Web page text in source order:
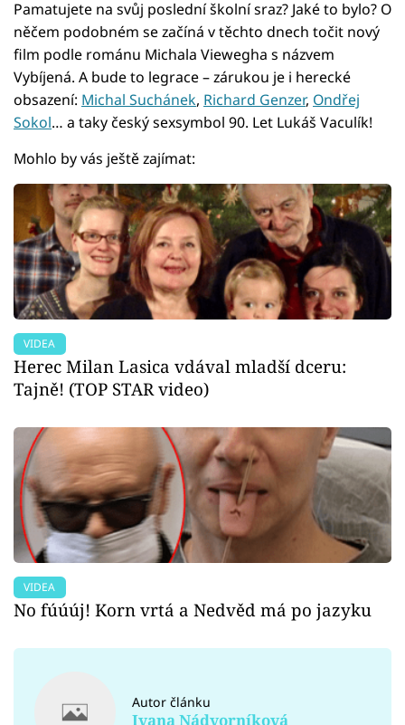
Pamatujete na svůj poslední školní sraz? Jaké to bylo? O
něčem podobném se začíná v těchto dnech točit nový
film podle románu Michala Viewegha s názvem
Vybíjená. A bude to legrace – zárukou je i herecké
obsazení: Michal Suchánek, Richard Genzer, Ondřej
Sokol… a taky český sexsymbol 90. Let Lukáš Vaculík!
Mohlo by vás ještě zajímat:
VIDEA
Herec Milan Lasica vdával mladší dceru:
Tajně! (TOP STAR video)
VIDEA
No fúúúj! Korn vrtá a Nedvěd má po jazyku
Autor článku
Ivana Nádvorníková